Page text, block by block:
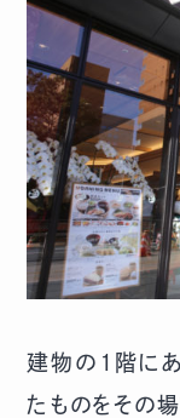
建物の1階にあ
たものをその